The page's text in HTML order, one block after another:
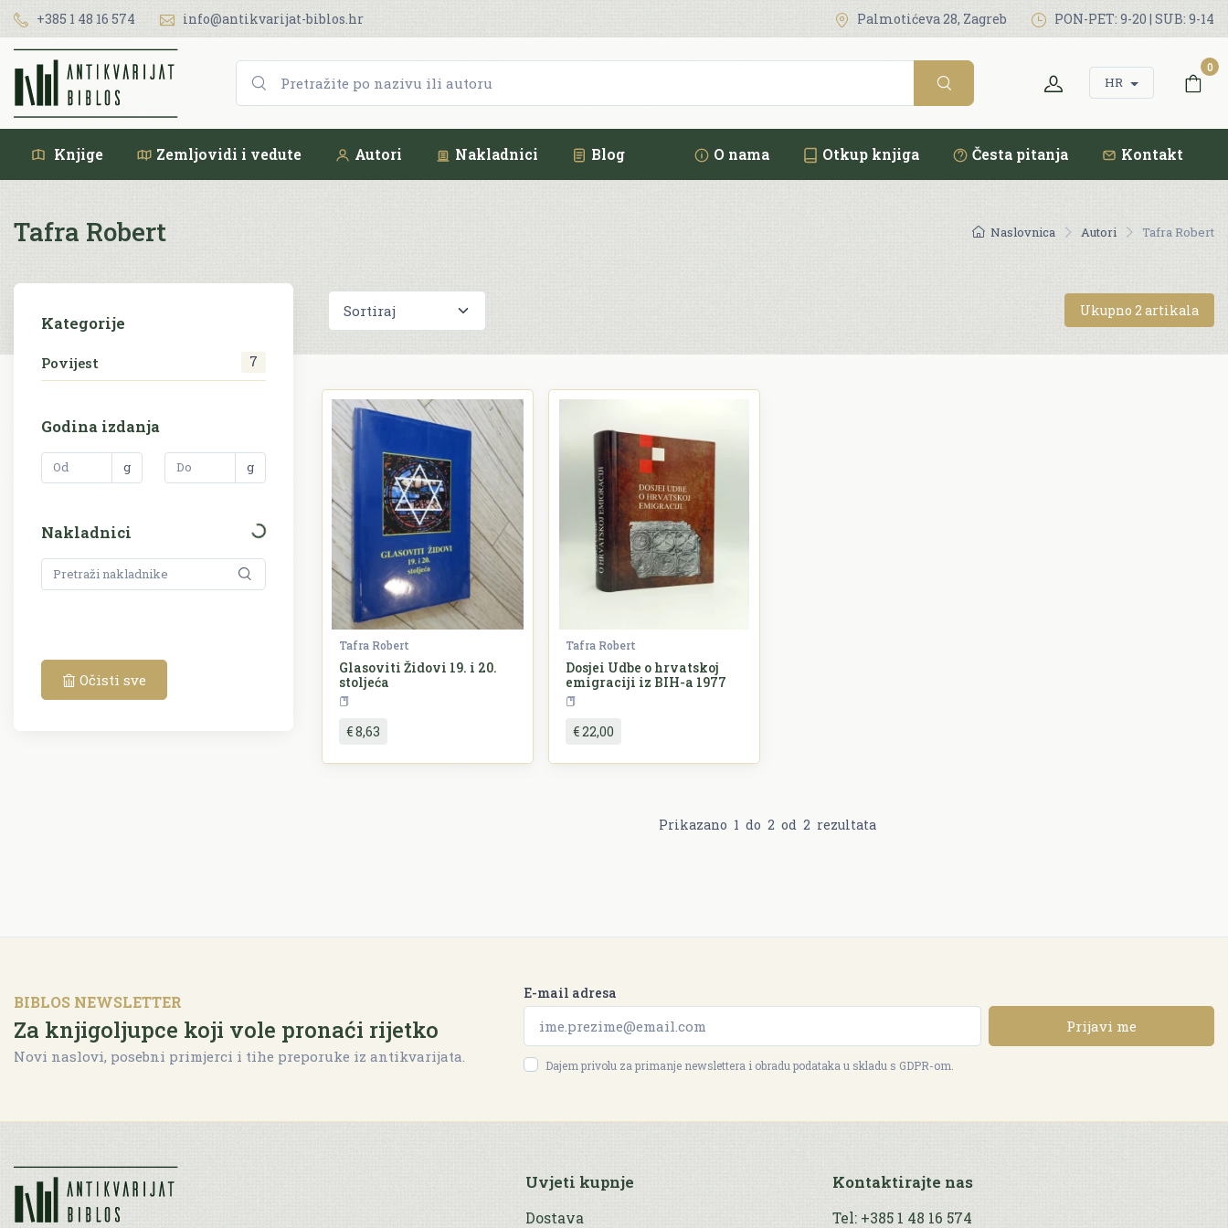
+385 1 48 16 574 info@antikvarijat-biblos.hr Palmotićeva 28, Zagreb PON-PET: 9-20 | SUB: 9-14
HR
0
Knjige Zemljovidi i vedute Autori Nakladnici Blog O nama Otkup knjiga Česta pitanja Kontakt
Naslovnica Autori Tafra Robert
Tafra Robert
Kategorije
Povijest 7
Godina izdanja
g g
Nakladnici
Očisti sve
Ukupno 2 artikala
Tafra Robert
Glasoviti Židovi 19. i 20.
stoljeća
€ 8,63
Tafra Robert
Dosjei Udbe o hrvatskoj
emigraciji iz BIH-a 1977
€ 22,00
Prikazano 1 do 2 od 2 rezultata
BIBLOS NEWSLETTER
Za knjigoljupce koji vole pronaći rijetko
Novi naslovi, posebni primjerci i tihe preporuke iz antikvarijata.
E-mail adresa
Prijavi me
Dajem privolu za primanje newslettera i obradu podataka u skladu s GDPR-om.
Uvjeti kupnje
Dostava
Kontaktirajte nas
Tel: +385 1 48 16 574